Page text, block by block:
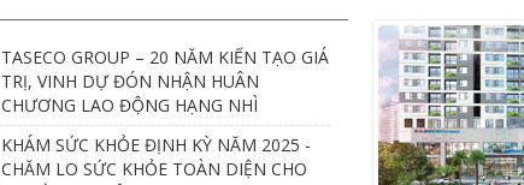
TASECO GROUP – 20 NĂM KIẾN TẠO GIÁ
TRỊ, VINH DỰ ĐÓN NHẬN HUÂN
CHƯƠNG LAO ĐỘNG HẠNG NHÌ
KHÁM SỨC KHỎE ĐỊNH KỲ NĂM 2025 -
CHĂM LO SỨC KHỎE TOÀN DIỆN CHO
NGƯỜI LAO ĐỘNG